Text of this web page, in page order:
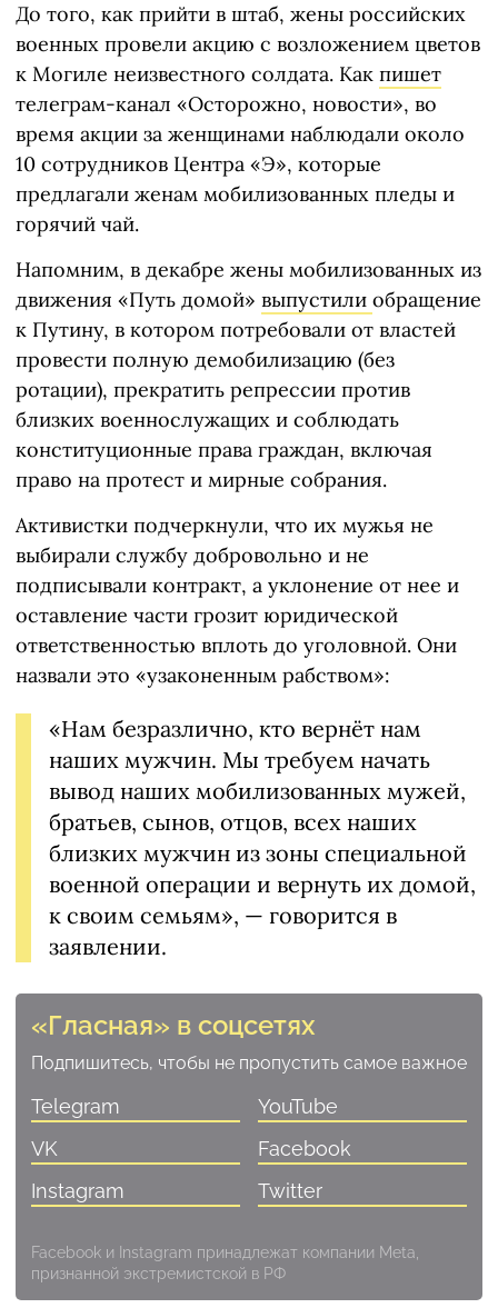
До того, как прийти в штаб, жены российских
военных провели акцию с возложением цветов
к Могиле неизвестного солдата. Как пишет
телеграм-канал «Осторожно, новости», во
время акции за женщинами наблюдали около
10 сотрудников Центра «Э», которые
предлагали женам мобилизованных пледы и
горячий чай.
Напомним, в декабре жены мобилизованных из
движения «Путь домой» выпустили обращение
к Путину, в котором потребовали от властей
провести полную демобилизацию (без
ротации), прекратить репрессии против
близких военнослужащих и соблюдать
конституционные права граждан, включая
право на протест и мирные собрания.
Активистки подчеркнули, что их мужья не
выбирали службу добровольно и не
подписывали контракт, а уклонение от нее и
оставление части грозит юридической
ответственностью вплоть до уголовной. Они
назвали это «узаконенным рабством»:
«Нам безразлично, кто вернёт нам
наших мужчин. Мы требуем начать
вывод наших мобилизованных мужей,
братьев, сынов, отцов, всех наших
близких мужчин из зоны специальной
военной операции и вернуть их домой,
к своим семьям», — говорится в
заявлении.
«Гласная» в соцсетях
Подпишитесь, чтобы не пропустить самое важное
Telegram
YouTube
VK
Facebook
Instagram
Twitter
Facebook и Instagram принадлежат компании Meta,
признанной экстремистской в РФ